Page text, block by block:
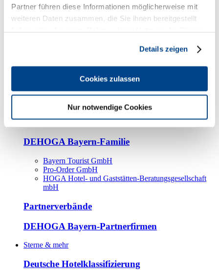
Partner führen diese Informationen möglicherweise mit
weiteren Daten zusammen, die Sie ihnen bereitgestellt
Details zeigen
Cookies zulassen
Nur notwendige Cookies
Kooperationspartner
Tourismusorganisationen
Bayern Tourismus Marketing GmbH
DEHOGA-Familie
Bundesverband
Fachverbände
DEHOGA Bayern-Familie
Bayern Tourist GmbH
Pro-Order GmbH
HOGA Hotel- und Gaststätten-Beratungsgesellschaft
mbH
Partnerverbände
DEHOGA Bayern-Partnerfirmen
Sterne & mehr
Deutsche Hotelklassifizierung